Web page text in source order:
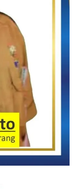
waktu nanti,
dapat
dalam rangka
yang